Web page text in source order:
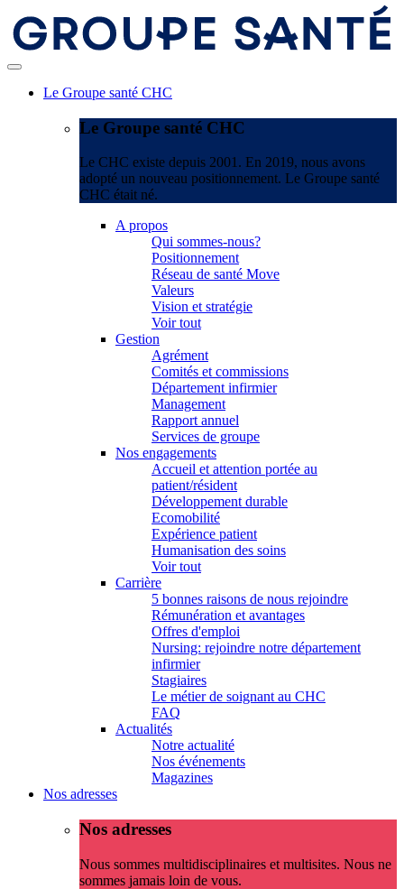
Le Groupe santé CHC
Le Groupe santé CHC
Le CHC existe depuis 2001. En 2019, nous avons
adopté un nouveau positionnement. Le Groupe santé
CHC était né.
A propos
Qui sommes-nous?
Positionnement
Réseau de santé Move
Valeurs
Vision et stratégie
Voir tout
Gestion
Agrément
Comités et commissions
Département infirmier
Management
Rapport annuel
Services de groupe
Nos engagements
Accueil et attention portée au
patient/résident
Développement durable
Ecomobilité
Expérience patient
Humanisation des soins
Voir tout
Carrière
5 bonnes raisons de nous rejoindre
Rémunération et avantages
Offres d'emploi
Nursing: rejoindre notre département
infirmier
Stagiaires
Le métier de soignant au CHC
FAQ
Actualités
Notre actualité
Nos événements
Magazines
Nos adresses
Nos adresses
Nous sommes multidisciplinaires et multisites. Nous ne
sommes jamais loin de vous.